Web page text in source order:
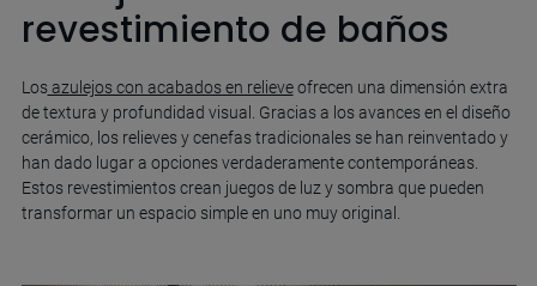
revestimiento de baños
Losazulejos con acabados en relieveofrecen una dimensión extra
de textura y profundidad visual. Gracias a los avances en el diseño
cerámico, los relieves y cenefas tradicionales se han reinventado y
han dado lugar a opciones verdaderamente contemporáneas.
Estos revestimientos crean juegos de luz y sombra que pueden
transformar un espacio simple en uno muy original.